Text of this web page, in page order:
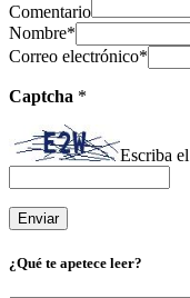
Comentario
Nombre*
Correo electrónico*
Captcha *
Escriba
¿Qué te apetece leer?